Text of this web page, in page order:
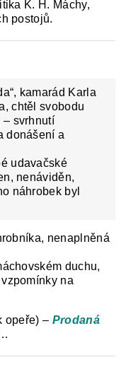
K. H. Máchy,
postojů.
kamarád Karla
chtěl svobodu
– svrhnutí
donášení a
udavačské
nenáviděn,
náhrobek byl
nenaplněná
duchu,
na
opeře) – Prodaná